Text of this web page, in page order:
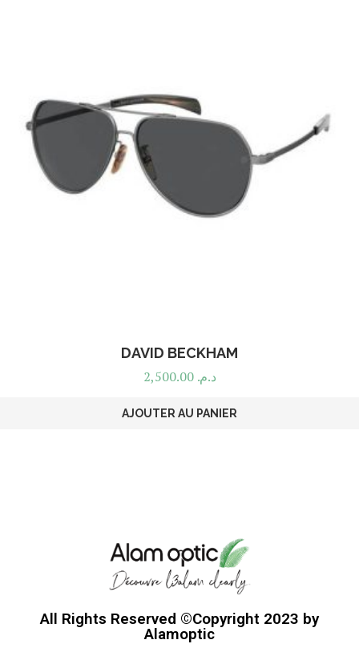
DAVID BECKHAM
د.م. 2,500.00
AJOUTER AU PANIER
All Rights Reserved ©Copyright 2023 by
Alamoptic